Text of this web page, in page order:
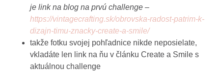
je link na blog na prvú challenge –
https://vintagecrafting.sk/obrovska-radost-patrim-k-
dizajn-timu-znacky-create-a-smile/
takže fotku svojej pohľadnice nikde neposielate,
vkladáte len link na ňu v článku Create a Smile s
aktuálnou challenge